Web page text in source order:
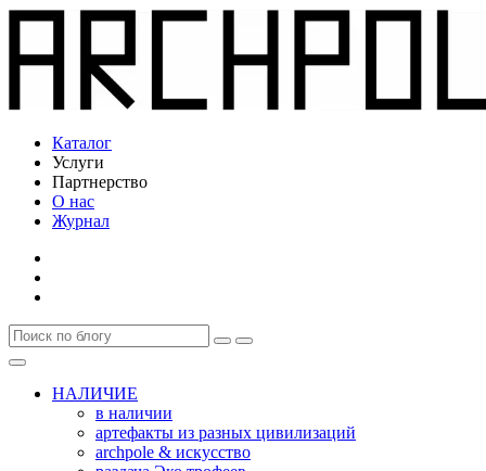
Каталог
Услуги
Партнерство
О нас
Журнал
НАЛИЧИЕ
в наличии
артефакты из разных цивилизаций
archpole & искусство